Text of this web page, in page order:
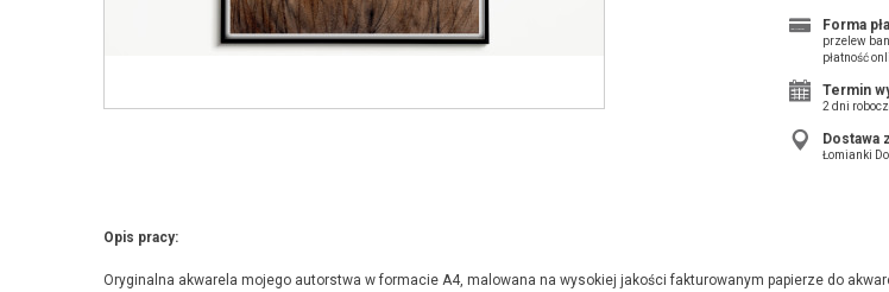
Forma
przelew
płatność
Termin
2 dni
Dostawa
Łomianki
Opis pracy:
Oryginalna akwarela mojego autorstwa w formacie A4, malowana na wysokiej jakości fakturowanym papierze do